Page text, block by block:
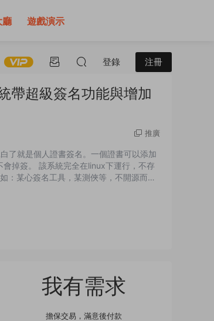
廳 遊戲演示
登錄 注冊
帶超級簽名功能與增加
推廣
了就是個人證書簽名。一個證書可以添加
掉簽。 該系統完全在linux下運行，不存
：某心簽名工具，某測俠等，不開源而且
我有需求
擔保交易，滿意後付款